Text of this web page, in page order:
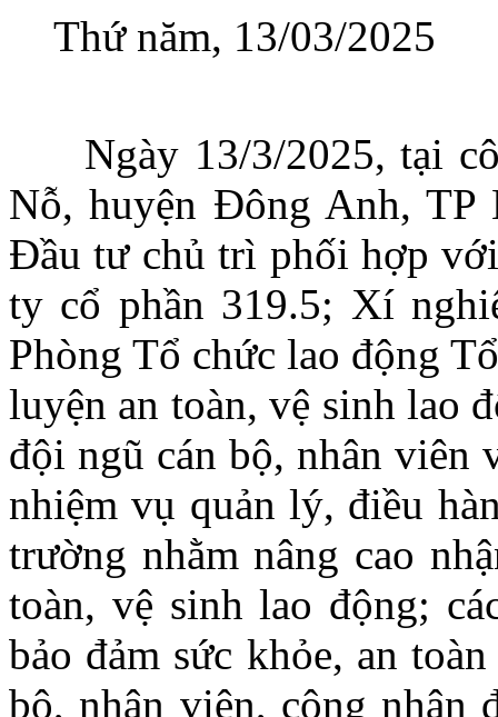
Thứ năm, 13/03/2025
Ngày 13/3/2025, tại
Nỗ, huyện Đông Anh, TP
Đầu tư chủ trì phối hợp
ty cổ phần 319.5; Xí
Phòng Tổ chức lao động
luyện an toàn, vệ sinh lao
đội ngũ cán bộ, nhân viên
nhiệm vụ quản lý, điều
trường nhằm nâng cao
toàn, vệ sinh lao động;
bảo đảm sức khỏe, an
bộ, nhân viên, công nhân